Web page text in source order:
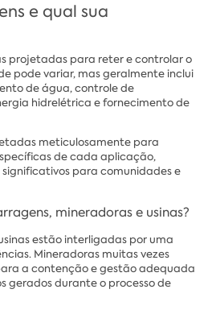
e qual sua
projetadas para reter e controlar o
pode variar, mas geralmente inclui
de água, controle de
hidrelétrica e fornecimento de
meticulosamente para
de cada aplicação,
para comunidades e
mineradoras e usinas?
estão interligadas por uma
Mineradoras muitas vezes
a contenção e gestão adequada
gerados durante o processo de